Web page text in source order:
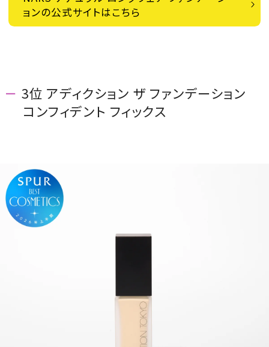
ョンの公式サイトはこちら
3位 アディクション ザ ファンデーション
コンフィデント フィックス